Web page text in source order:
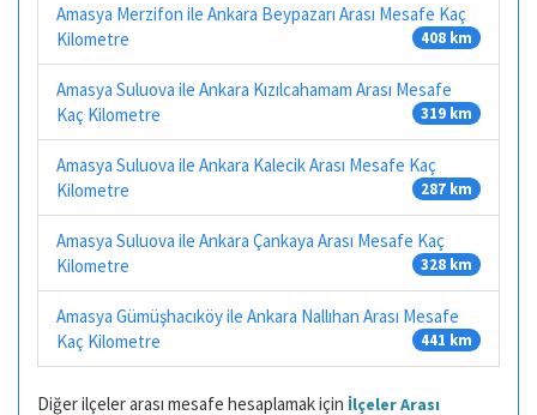
Amasya Merzifon ile Ankara Beypazarı Arası Mesafe Kaç
Kilometre
408 km
Amasya Suluova ile Ankara Kızılcahamam Arası Mesafe
Kaç Kilometre
319 km
Amasya Suluova ile Ankara Kalecik Arası Mesafe Kaç
Kilometre
287 km
Amasya Suluova ile Ankara Çankaya Arası Mesafe Kaç
Kilometre
328 km
Amasya Gümüşhacıköy ile Ankara Nallıhan Arası Mesafe
Kaç Kilometre
441 km
Diğer ilçeler arası mesafe hesaplamak için İlçeler Arası